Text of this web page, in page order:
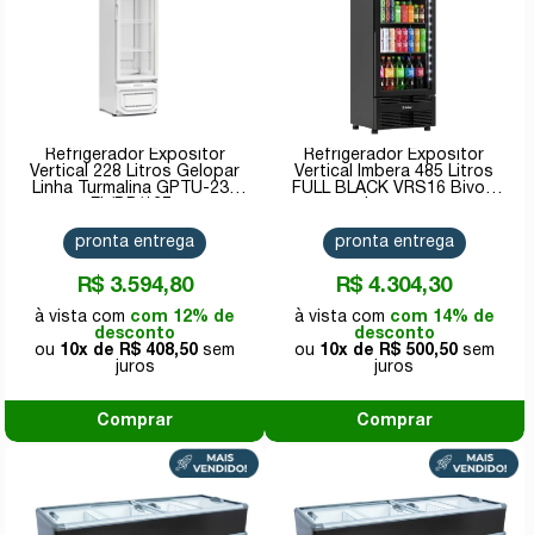
Refrigerador Expositor
Vertical 228 Litros Gelopar
Linha Turmalina GPTU-230
R$ 3.594,80
com 12% de
desconto
10x de
R$ 408,50
pronta entrega
Comprar
Refrigerador Expositor
Vertical Imbera 485 Litros
FULL BLACK VRS16 Bivolt
R$ 4.304,30
com 14% de
desconto
10x de
R$ 500,50
pronta entrega
Comprar